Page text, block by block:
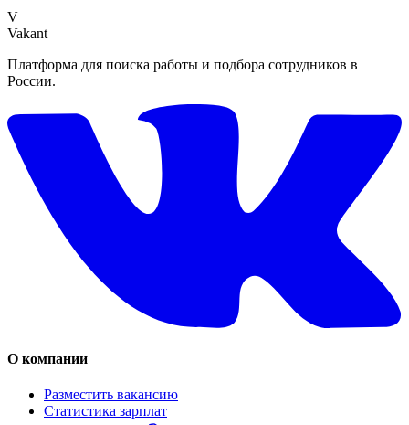
V
Vakant
Платформа для поиска работы и подбора сотрудников в
России.
О компании
Разместить вакансию
Статистика зарплат